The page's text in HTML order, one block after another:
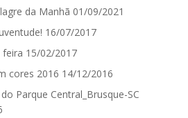
da Manhã 01/09/2021
16/07/2017
feira 15/02/2017
cores 2016 14/12/2016
Parque Central_Brusque-SC